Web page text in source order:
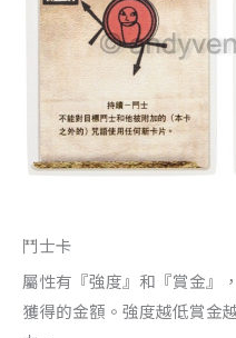
鬥士卡
屬性有『強度』和『賞金』
獲得的金額。強度越低賞金